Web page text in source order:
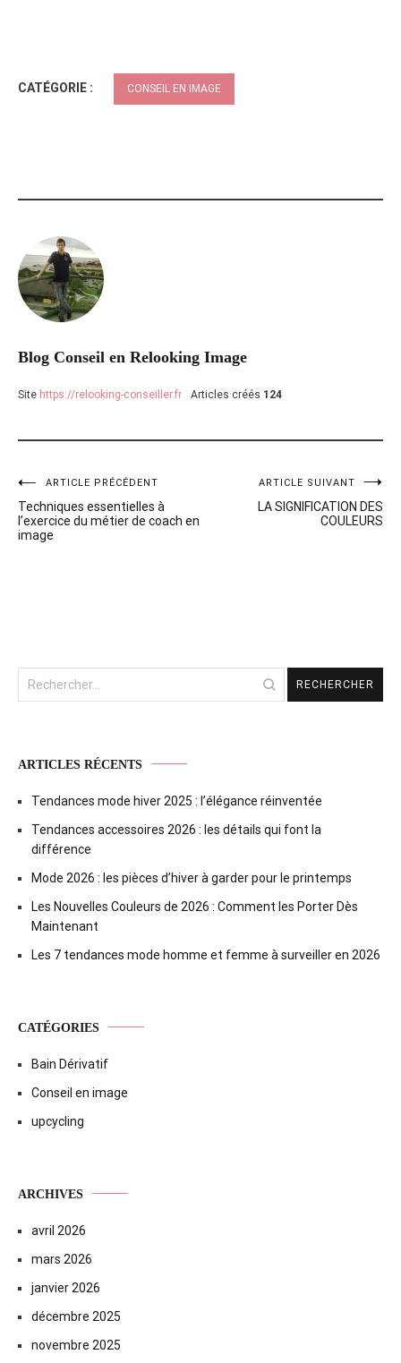
CATÉGORIE : CONSEIL EN IMAGE
Blog Conseil en Relooking Image
Site https://relooking-conseiller.fr Articles créés 124
Navigation
de
ARTICLE PRÉCÉDENT
Techniques essentielles à
l’exercice du métier de coach en
image
ARTICLE SUIVANT
LA SIGNIFICATION DES
COULEURS
ARTICLES RÉCENTS
Tendances mode hiver 2025 : l’élégance réinventée
Tendances accessoires 2026 : les détails qui font la
différence
Mode 2026 : les pièces d’hiver à garder pour le printemps
Les Nouvelles Couleurs de 2026 : Comment les Porter Dès
Maintenant
Les 7 tendances mode homme et femme à surveiller en 2026
CATÉGORIES
Bain Dérivatif
Conseil en image
upcycling
ARCHIVES
avril 2026
mars 2026
janvier 2026
décembre 2025
novembre 2025